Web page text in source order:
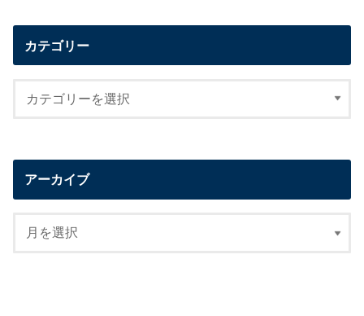
カテゴリー
アーカイブ